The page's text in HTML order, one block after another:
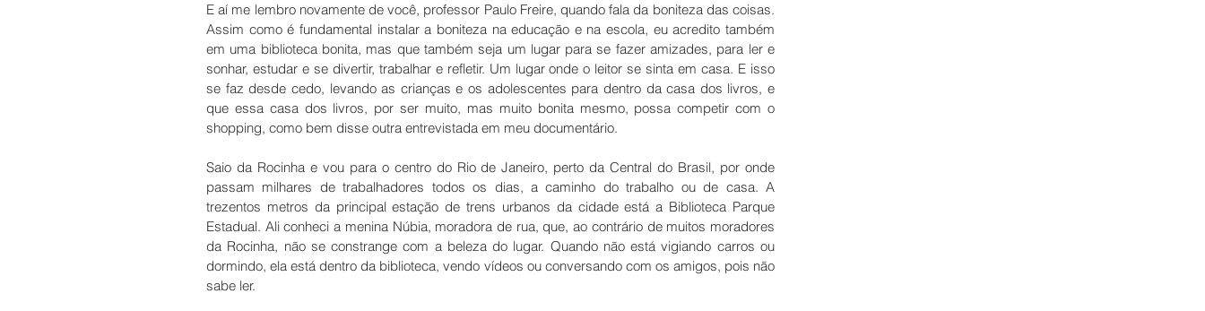
E aí me lembro novamente de você, professor Paulo Freire, quando fala da boniteza das coisas.
Assim como é fundamental instalar a boniteza na educação e na escola, eu acredito também
em uma biblioteca bonita, mas que também seja um lugar para se fazer amizades, para ler e
sonhar, estudar e se divertir, trabalhar e refletir. Um lugar onde o leitor se sinta em casa. E isso
se faz desde cedo, levando as crianças e os adolescentes para dentro da casa dos livros, e
que essa casa dos livros, por ser muito, mas muito bonita mesmo, possa competir com o
shopping, como bem disse outra entrevistada em meu documentário.
Saio da Rocinha e vou para o centro do Rio de Janeiro, perto da Central do Brasil, por onde
passam milhares de trabalhadores todos os dias, a caminho do trabalho ou de casa. A
trezentos metros da principal estação de trens urbanos da cidade está a Biblioteca Parque
Estadual. Ali conheci a menina Núbia, moradora de rua, que, ao contrário de muitos moradores
da Rocinha, não se constrange com a beleza do lugar. Quando não está vigiando carros ou
dormindo, ela está dentro da biblioteca, vendo vídeos ou conversando com os amigos, pois não
sabe ler.